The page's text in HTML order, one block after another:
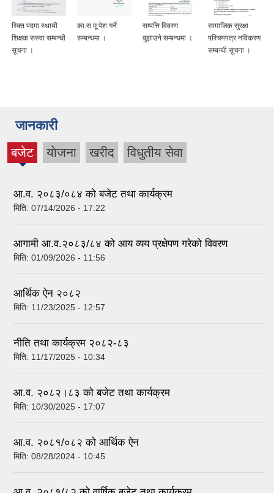
रिक्त पदमा स्थायी
शिक्षक सरुवा सम्बन्धी
सूचना ।
का.स.मू पेश गर्ने
सम्बन्धमा ।
सम्पत्ति विवरण
बुझाउने सम्बन्धमा ।
सामाजिक सुरक्षा
परिचयपत्र नविकरण
सम्बन्धी सूचना ।
जानकारी
बजेट
(active
याेजना खरीद विधुतीय सेवा
आ.व. २०८३/०८४ को बजेट तथा कार्यक्रम
मिति: 07/14/2026 - 17:22
आगामी आ.व.२०८३/८४ को आय व्यय प्रक्षेपण गरेको विवरण
मिति: 01/09/2026 - 11:56
आर्थिक ऐन २०८२
मिति: 11/23/2025 - 12:57
नीति तथा कार्यक्रम २०८२-८३
मिति: 11/17/2025 - 10:34
आ.व. २०८२।८३ को बजेट तथा कार्यक्रम
मिति: 10/30/2025 - 17:07
आ.व. २०८१/०८२ को आर्थिक ऐन
मिति: 08/28/2024 - 10:45